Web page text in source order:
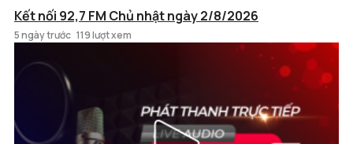
Kết nối 92,7 FM Chủ nhật ngày 2/8/2026
5 ngày trước 119 lượt xem